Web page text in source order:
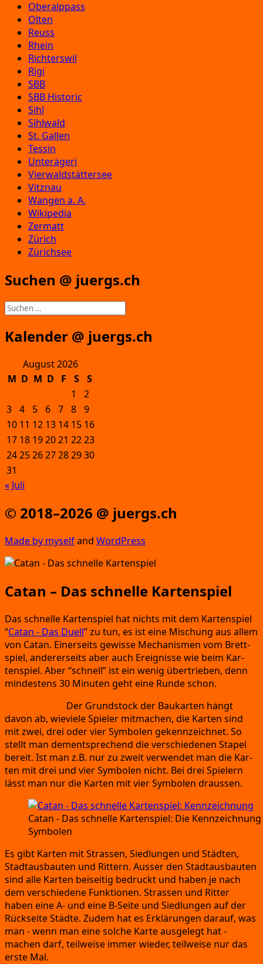
Oberalppass
Olten
Reuss
Rhein
Richterswil
Rigi
SBB
SBB Historic
Sihl
Sihlwald
St. Gallen
Tessin
Unterägeri
Vierwaldstättersee
Vitznau
Wangen a. A.
Wikipedia
Zermatt
Zürich
Zürichsee
Suchen @ juergs.ch
Suchen
nach:
Kalender @ juergs.ch
August 2026
M D M D F S
S
1
2
3 4 5 6 7 8 9
10 11 12 13 14 15 16
17 18 192021 2223
24252627282930
31
« Juli
© 2018–2026 @ juergs.ch
Made by mys­elfand Word­Press
Catan – Das schnelle Kartenspiel
Das schnel­le Kar­ten­spiel hat nichts mit dem Kar­ten­spiel
“Catan - Das Duell” zu tun, es ist eine Mischung aus allem
von Catan. Einer­seits gewis­se Mecha­nis­men vom Brett­
spiel, ande­rer­seits aber auch Ereig­nis­se wie beim Kar­
ten­spiel. Aber“schnell” ist ein wenig über­trie­ben, denn
min­des­tens 30 Minu­ten geht eine Run­de schon.
Der Grund­stock der Bau­kar­ten hängt
davon ab, wie­vie­le Spie­ler mit­ma­chen, die Kar­ten sind
mit zwei, drei oder vier Sym­bo­len gekenn­zeich­net. So
stellt man dem­entspre­chend die ver­schie­de­nen Sta­pel
bereit. Ist man z.B. nur zu zweit ver­wen­det man die Kar­
ten mit drei und vier Sym­bo­len nicht. Bei drei Spie­lern
lässt man nur die Kar­ten mit vier Sym­bo­len draussen.
Catan - Das schnel­le Kar­ten­spiel: Die
Symbolen
Es gibt Kar­ten mit Stras­sen, Sied­lun­gen und Städ­ten,
Stadt­aus­bau­ten und Rit­tern. Aus­ser den Stadt­aus­bau­ten
sind alle Kar­ten bei­sei­tig bedruckt und haben je nach
dem ver­schie­de­ne Funk­tio­nen. Stras­sen und Rit­ter
haben eine A- und eine B‑Seite und Sied­lun­gen auf der
Rück­sei­te Städ­te. Zudem hat es Erklä­run­gen dar­auf, was
man - wenn man eine sol­che Kar­te aus­ge­legt hat-
machen darf, teil­wei­se immer wie­der, teil­wei­se nur das
ers­te Mal.